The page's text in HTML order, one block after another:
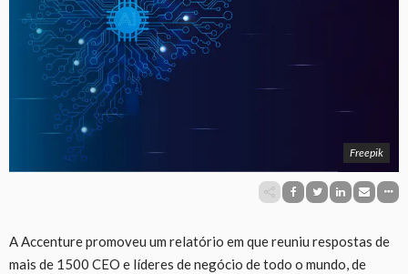
Freepik
A Accenture promoveu um relatório em que reuniu respostas de
mais de 1500 CEO e líderes de negócio de todo o mundo, de